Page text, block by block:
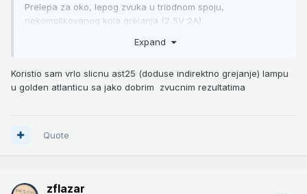
Prelepa za oko, lepog zvuka u triodnom spoju,
nekomplikovanog kola grejanja (2,5V 2A).
Nije nenađijum i nije skupa.Expand
Koristio sam vrlo slicnu ast25 (doduse indirektno grejanje) lampu
u golden atlanticu sa jako dobrim zvucnim rezultatima
Quote
zflazar